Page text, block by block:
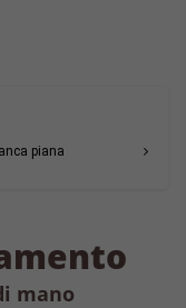
piana
mano